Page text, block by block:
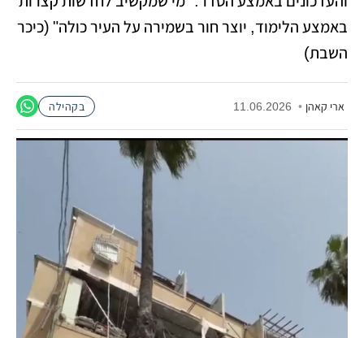
באמצע הלימוד, יוצר חור בשמירה על העיר כולה" (כיכר
השבת)
ארי קאהן •
11.06.2026 בקהילה